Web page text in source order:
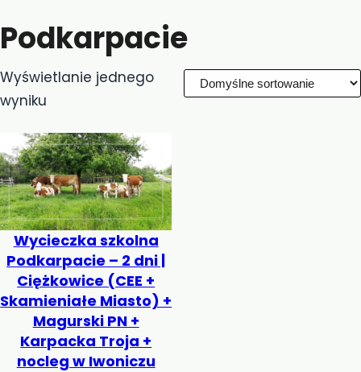
Podkarpacie
Wyświetlanie jednego
wyniku
Wycieczka szkolna
Podkarpacie – 2 dni |
Ciężkowice (CEE +
Skamieniałe Miasto) +
Magurski PN +
Karpacka Troja +
nocleg w Iwoniczu